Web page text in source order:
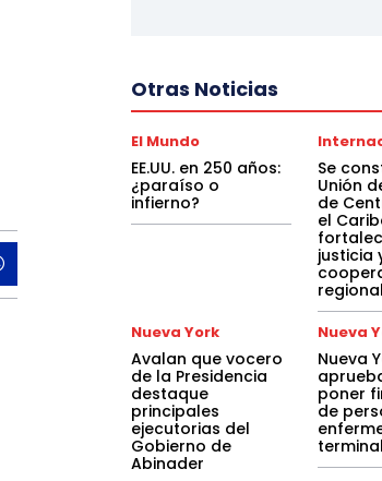
Otras Noticias
El Mundo
EE.UU. en 250 años:
¿paraíso o
infierno?
Se
Unión
de
el
justicia
regional
Nueva York
Avalan que vocero
de la Presidencia
destaque
principales
ejecutorias del
Gobierno de
Abinader
Nueva
Nueva
poner
de